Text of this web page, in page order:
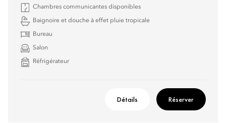
Chambres communicantes disponibles
Baignoire et douche à effet pluie tropicale
Bureau
Salon
Réfrigérateur
Détails Réserver